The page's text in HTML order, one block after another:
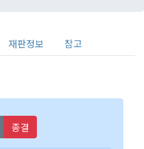
재판정보 참고
종결